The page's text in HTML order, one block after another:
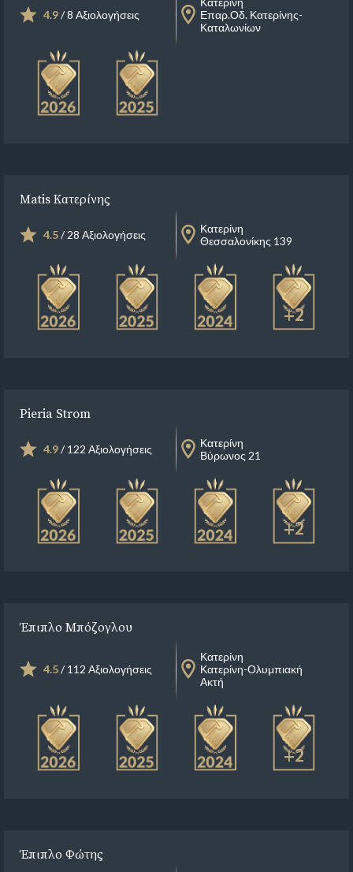
4.9/ 8 Αξιολογήσεις
Επαρ.Οδ. Κατερίνης-
Καταλωνίων
Matis Κατερίνης
4.5/ 28 Αξιολογήσεις
Κατερίνη
Θεσσαλονίκης 139
+2
Pieria Strom
4.9/ 122 Αξιολογήσεις
Κατερίνη
Βύρωνος 21
+2
Έπιπλο Μπόζογλου
4.5/ 112 Αξιολογήσεις
Κατερίνη
Κατερίνη-Ολυμπιακή
Ακτή
+2
Έπιπλο Φώτης